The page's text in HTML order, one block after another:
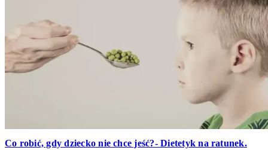
Co robić, gdy dziecko nie chce jeść?- Dietetyk na ratunek.